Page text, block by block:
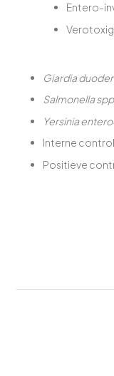
Entero-
Giardia
Salmonella
Yersinia
Interne
Positieve